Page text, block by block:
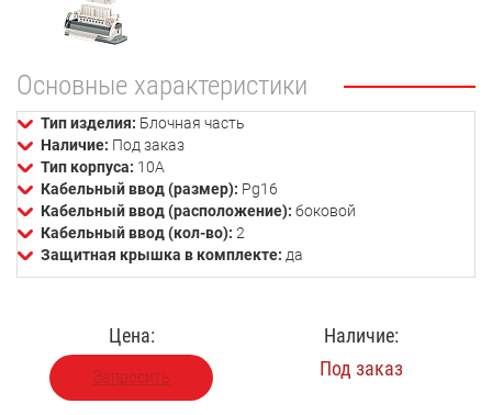
Основные характеристики
Тип изделия: Блочная часть
Наличие: Под заказ
Тип корпуса: 10А
Кабельный ввод (размер): Pg16
Кабельный ввод (расположение): боковой
Кабельный ввод (кол-во): 2
Защитная крышка в комплекте: да
Цена:
Запросить
Наличие:
Под заказ